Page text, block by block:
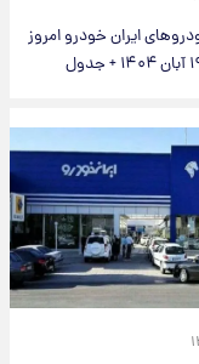
ایران خودرو امروز